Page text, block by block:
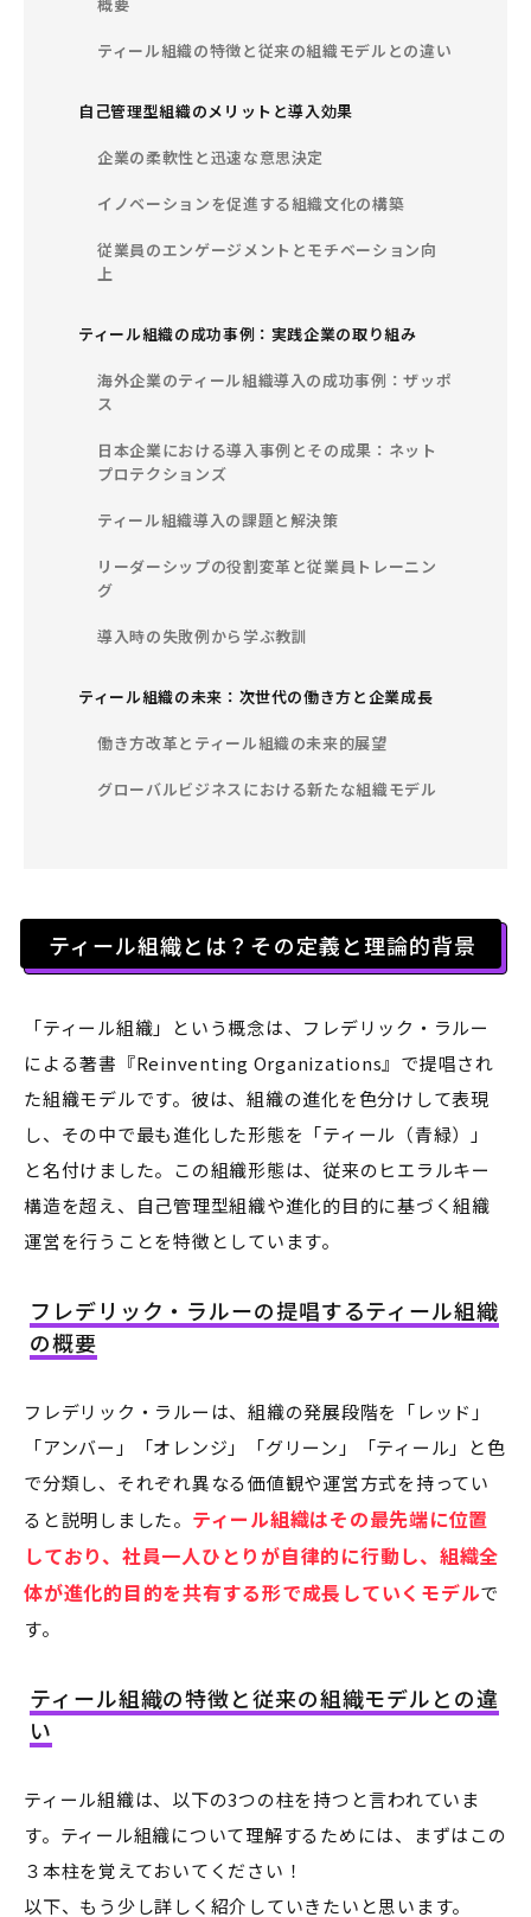
ティール組織の特徴と従来の組織モデルとの違い
自己管理型組織のメリットと導入効果
企業の柔軟性と迅速な意思決定
イノベーションを促進する組織文化の構築
従業員のエンゲージメントとモチベーション向
上
ティール組織の成功事例：実践企業の取り組み
海外企業のティール組織導入の成功事例：ザッポ
ス
日本企業における導入事例とその成果：ネット
プロテクションズ
ティール組織導入の課題と解決策
リーダーシップの役割変革と従業員トレーニン
グ
導入時の失敗例から学ぶ教訓
ティール組織の未来：次世代の働き方と企業成長
働き方改革とティール組織の未来的展望
グローバルビジネスにおける新たな組織モデル
ティール組織とは？その定義と理論的背景
「ティール組織」という概念は、フレデリック・ラルー
による著書『Reinventing Organizations』で提唱され
た組織モデルです。彼は、組織の進化を色分けして表現
し、その中で最も進化した形態を「ティール（青緑）」
と名付けました。この組織形態は、従来のヒエラルキー
構造を超え、自己管理型組織や進化的目的に基づく組織
運営を行うことを特徴としています。
フレデリック・ラルーの提唱するティール組織
の概要
フレデリック・ラルーは、組織の発展段階を「レッド」
「アンバー」「オレンジ」「グリーン」「ティール」と色
で分類し、それぞれ異なる価値観や運営方式を持ってい
ると説明しました。 ティール組織はその最先端に位置
しており、社員一人ひとりが自律的に行動し、組織全
体が進化的目的を共有する形で成長していくモデルで
す。
ティール組織の特徴と従来の組織モデルとの違
い
ティール組織は、以下の3つの柱を持つと言われていま
す。ティール組織について理解するためには、まずはこの
３本柱を覚えておいてください！
以下、もう少し詳しく紹介していきたいと思います。